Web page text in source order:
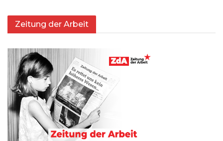
Zeitung der Arbeit